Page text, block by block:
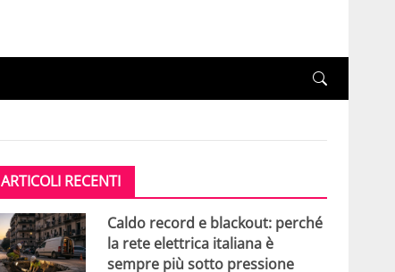
ARTICOLI RECENTI
Caldo record e blackout: perché
la rete elettrica italiana è
sempre più sotto pressione